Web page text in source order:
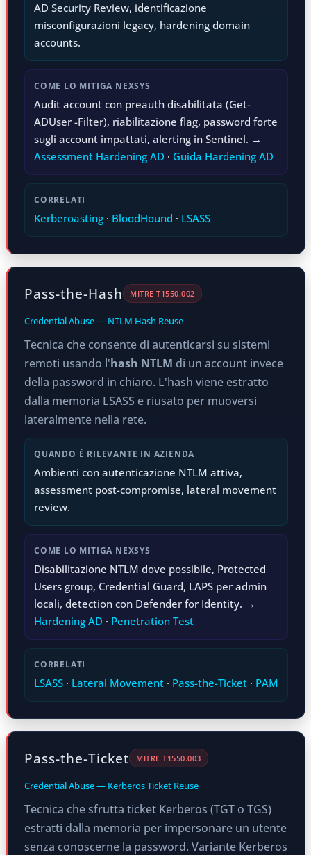
AD Security Review, identificazione
misconfigurazioni legacy, hardening domain
accounts.
COME LO MITIGA NEXSYS
Audit account con preauth disabilitata (Get-
ADUser -Filter), riabilitazione flag, password forte
sugli account impattati, alerting in Sentinel. →
Assessment Hardening AD · Guida Hardening AD
CORRELATI
Kerberoasting · BloodHound · LSASS
Pass-the-Hash MITRE T1550.002
Credential Abuse — NTLM Hash Reuse
Tecnica che consente di autenticarsi su sistemi
remoti usando l'hash NTLM di un account invece
della password in chiaro. L'hash viene estratto
dalla memoria LSASS e riusato per muoversi
lateralmente nella rete.
QUANDO È RILEVANTE IN AZIENDA
Ambienti con autenticazione NTLM attiva,
assessment post-compromise, lateral movement
review.
COME LO MITIGA NEXSYS
Disabilitazione NTLM dove possibile, Protected
Users group, Credential Guard, LAPS per admin
locali, detection con Defender for Identity. →
Hardening AD · Penetration Test
CORRELATI
LSASS · Lateral Movement · Pass-the-Ticket · PAM
Pass-the-Ticket MITRE T1550.003
Credential Abuse — Kerberos Ticket Reuse
Tecnica che sfrutta ticket Kerberos (TGT o TGS)
estratti dalla memoria per impersonare un utente
senza conoscerne la password. Variante Kerberos